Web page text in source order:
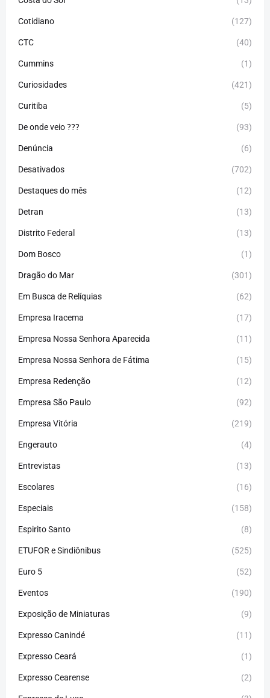
Cotidiano (127)
CTC (40)
Cummins (1)
Curiosidades (421)
Curitiba (5)
De onde veio ??? (93)
Denúncia (6)
Desativados (702)
Destaques do mês (12)
Detran (13)
Distrito Federal (13)
Dom Bosco (1)
Dragão do Mar (301)
Em Busca de Relíquias (62)
Empresa Iracema (17)
Empresa Nossa Senhora Aparecida (11)
Empresa Nossa Senhora de Fátima (15)
Empresa Redenção (12)
Empresa São Paulo (92)
Empresa Vitória (219)
Engerauto (4)
Entrevistas (13)
Escolares (16)
Especiais (158)
Espirito Santo (8)
ETUFOR e Sindiônibus (525)
Euro 5 (52)
Eventos (190)
Exposição de Miniaturas (9)
Expresso Canindé (11)
Expresso Ceará (1)
Expresso Cearense (2)